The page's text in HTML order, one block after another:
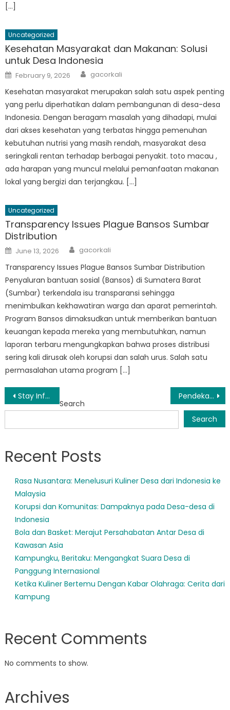
[…]
Uncategorized
Kesehatan Masyarakat dan Makanan: Solusi
untuk Desa Indonesia
Posted
on
February 9, 2026 Author
gacorkali
Kesehatan masyarakat merupakan salah satu aspek penting
yang perlu diperhatikan dalam pembangunan di desa-desa
Indonesia. Dengan beragam masalah yang dihadapi, mulai
dari akses kesehatan yang terbatas hingga pemenuhan
kebutuhan nutrisi yang masih rendah, masyarakat desa
seringkali rentan terhadap berbagai penyakit. toto macau ,
ada harapan yang muncul melalui pemanfaatan makanan
lokal yang bergizi dan terjangkau. […]
Uncategorized
Transparency Issues Plague Bansos Sumbar
Distribution
Posted
on
June 13, 2026 Author
gacorkali
Transparency Issues Plague Bansos Sumbar Distribution
Penyaluran bantuan sosial (Bansos) di Sumatera Barat
(Sumbar) terkendala isu transparansi sehingga
menimbulkan kekhawatiran warga dan aparat pemerintah.
Program Bansos dimaksudkan untuk memberikan bantuan
keuangan kepada mereka yang membutuhkan, namun
laporan terbaru mengungkapkan bahwa proses distribusi
sering kali dirusak oleh korupsi dan salah urus. Salah satu
permasalahan utama program […]
Post
navigation
Stay Informed: Cara Tetap Update Informasi Bansos Sumbar Pendekatan Inovatif Pemberdayaan Sosial di Sumatera Barat
Search
Search
Recent Posts
Rasa Nusantara: Menelusuri Kuliner Desa dari Indonesia ke
Malaysia
Korupsi dan Komunitas: Dampaknya pada Desa-desa di
Indonesia
Bola dan Basket: Merajut Persahabatan Antar Desa di
Kawasan Asia
Kampungku, Beritaku: Mengangkat Suara Desa di
Panggung Internasional
Ketika Kuliner Bertemu Dengan Kabar Olahraga: Cerita dari
Kampung
Recent Comments
No comments to show.
Archives